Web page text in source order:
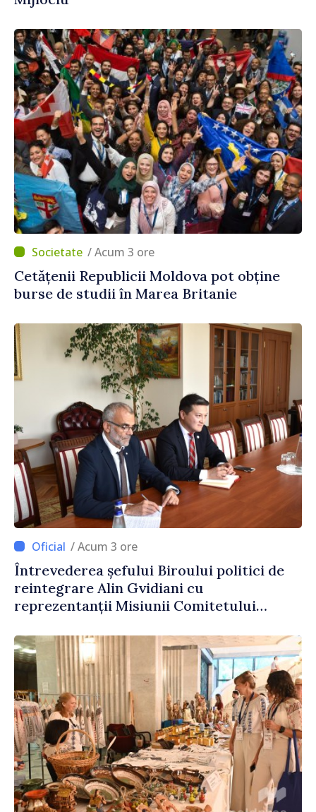
/ Acum 3 ore
Cetățenii Republicii Moldova pot obține
burse de studii în Marea Britanie
/ Acum 3 ore
Întrevederea șefului Biroului politici de
reintegrare Alin Gvidiani cu
reprezentanții Misiunii Comitetului